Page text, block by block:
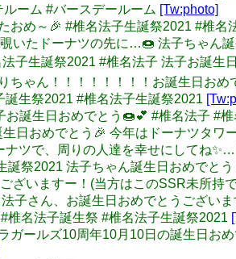
ーム #バースデールーム [Tw:photo]
おめ～🎉 #椎名法子生誕祭2021 #椎名
いたドーナツの先に…🍩 法子ちゃん
子生誕祭2021 #椎名法子 法子お誕生
ちゃん！！！！！！！！お誕生日お
生祭2021 #椎名法子生誕祭2021
お誕生日おめでとう🍩💕 #椎名法子 #
日おめでとう🎉 今年はドーナツタ
ツで、周りの人達を幸せにしてね✨…
誕祭2021 法子ちゃん誕生日おめでと
ざいますー！(当方はこのSSR未所持
子さん、お誕生日おめでとうござい
椎名法子誕生祭 #椎名法子生誕祭2021
ガールズ10周年10月10日の誕生日お